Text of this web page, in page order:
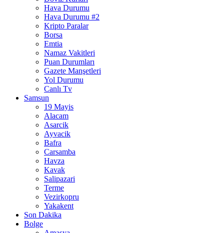
Hava Durumu
Hava Durumu #2
Kripto Paralar
Borsa
Emtia
Namaz Vakitleri
Puan Durumları
Gazete Manşetleri
Yol Durumu
Canlı Tv
Samsun
19 Mayis
Alacam
Asarcik
Ayvacik
Bafra
Carsamba
Havza
Kavak
Salipazari
Terme
Vezirkopru
Yakakent
Son Dakika
Bolge